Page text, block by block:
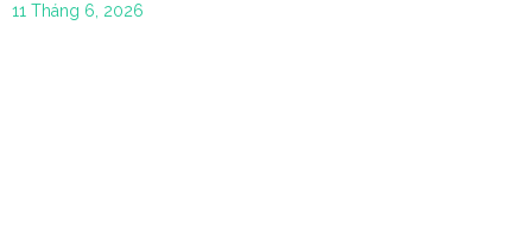
11 Tháng 6, 2026